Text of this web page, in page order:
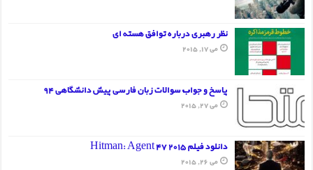
نظر رهبری درباره توافق هسته ای
می 17, 2015
پاسخ و جواب سوالات زبان فارسی پیش دانشگاهی 94
می 27, 2015
دانلود فیلم Hitman: Agent 47 2015
می 26, 2015